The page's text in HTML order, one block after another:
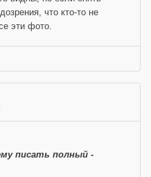
что кто-то не
эти фото.
писать полный -